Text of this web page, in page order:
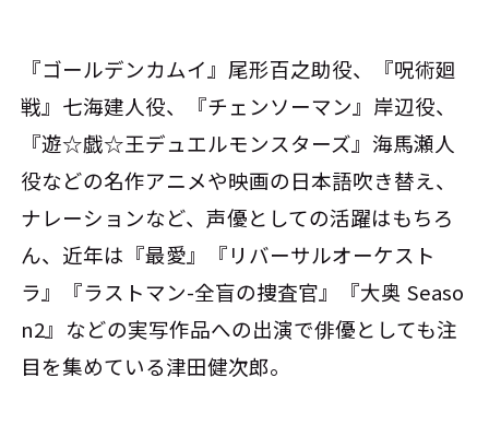
『ゴールデンカムイ』尾形百之助役、『呪術廻
戦』七海建人役、『チェンソーマン』岸辺役、
『遊☆戯☆王デュエルモンスターズ』海馬瀬人
役などの名作アニメや映画の日本語吹き替え、
ナレーションなど、声優としての活躍はもちろ
ん、近年は『最愛』『リバーサルオーケスト
ラ』『ラストマン-全盲の捜査官』『大奥 Seaso
n2』などの実写作品への出演で俳優としても注
目を集めている津田健次郎。